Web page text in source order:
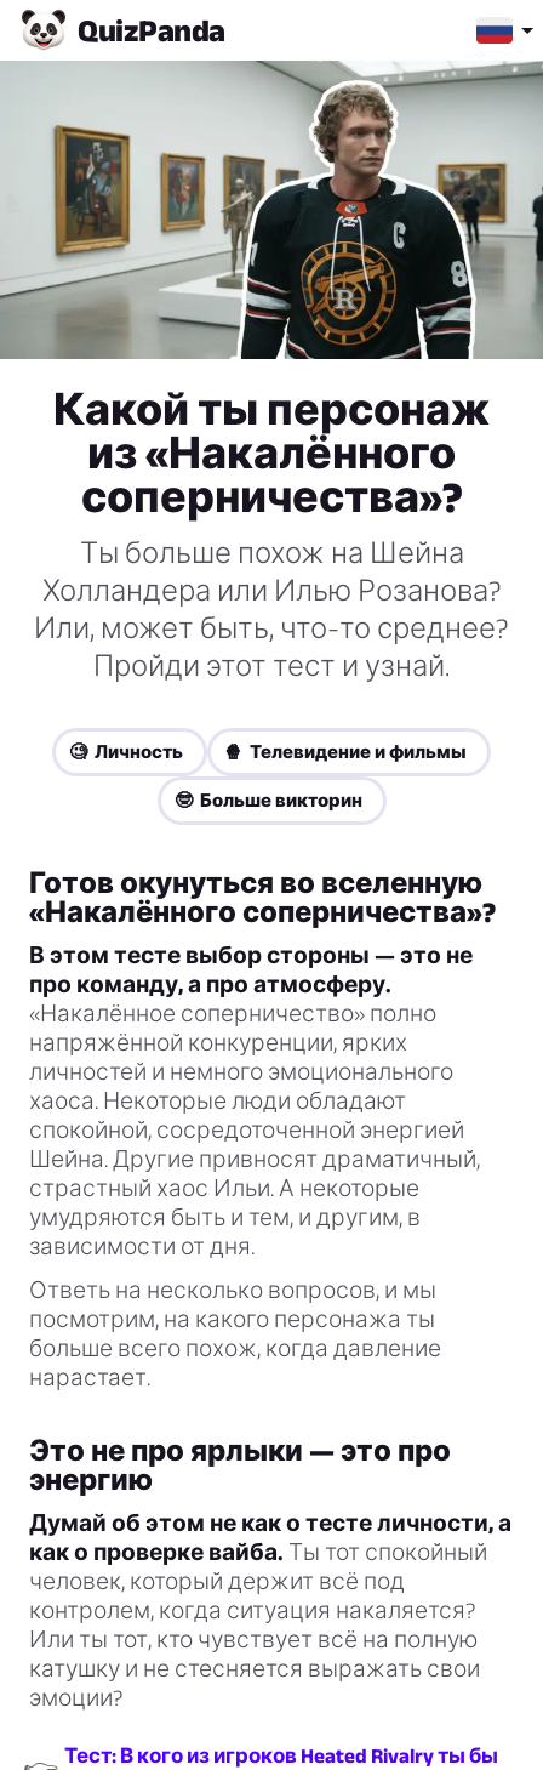
QuizPanda
Какой ты персонаж
из «Накалённого
соперничества»?
Ты больше похож на Шейна
Холландера или Илью Розанова?
Или, может быть, что-то среднее?
Пройди этот тест и узнай.
🧐 Личность 🍿 Телевидение и фильмы
🤓 Больше викторин
Готов окунуться во вселенную
«Накалённого соперничества»?
В этом тесте выбор стороны — это не
про команду, а про атмосферу.
«Накалённое соперничество» полно
напряжённой конкуренции, ярких
личностей и немного эмоционального
хаоса. Некоторые люди обладают
спокойной, сосредоточенной энергией
Шейна. Другие привносят драматичный,
страстный хаос Ильи. А некоторые
умудряются быть и тем, и другим, в
зависимости от дня.
Ответь на несколько вопросов, и мы
посмотрим, на какого персонажа ты
больше всего похож, когда давление
нарастает.
Это не про ярлыки — это про
энергию
Думай об этом не как о тесте личности, а
как о проверке вайба. Ты тот спокойный
человек, который держит всё под
контролем, когда ситуация накаляется?
Или ты тот, кто чувствует всё на полную
катушку и не стесняется выражать свои
эмоции?
Тест: В кого из игроков Heated Rivalry ты бы